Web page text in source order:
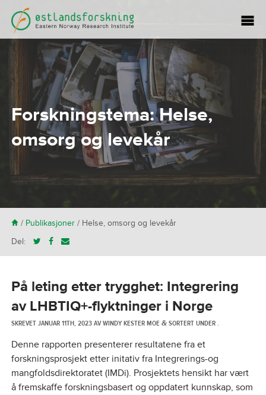
Forskningstema:Helse,
omsorg og levekår
H/ Publikasjoner/ Helse, omsorg og levekår
Del:
På leting etter trygghet: Integrering
av LHBTIQ+-flyktninger i Norge
SKREVETJANUAR 11TH, 2023AVWINDY KESTER MOE &SORTERT UNDER .
Denne rapporten presenterer resultatene fra et
forskningsprosjekt etter initativ fra Integrerings-og
mangfoldsdirektoratet (IMDi). Prosjektets hensikt har vært
å fremskaffe forskningsbasert og oppdatert kunnskap, som